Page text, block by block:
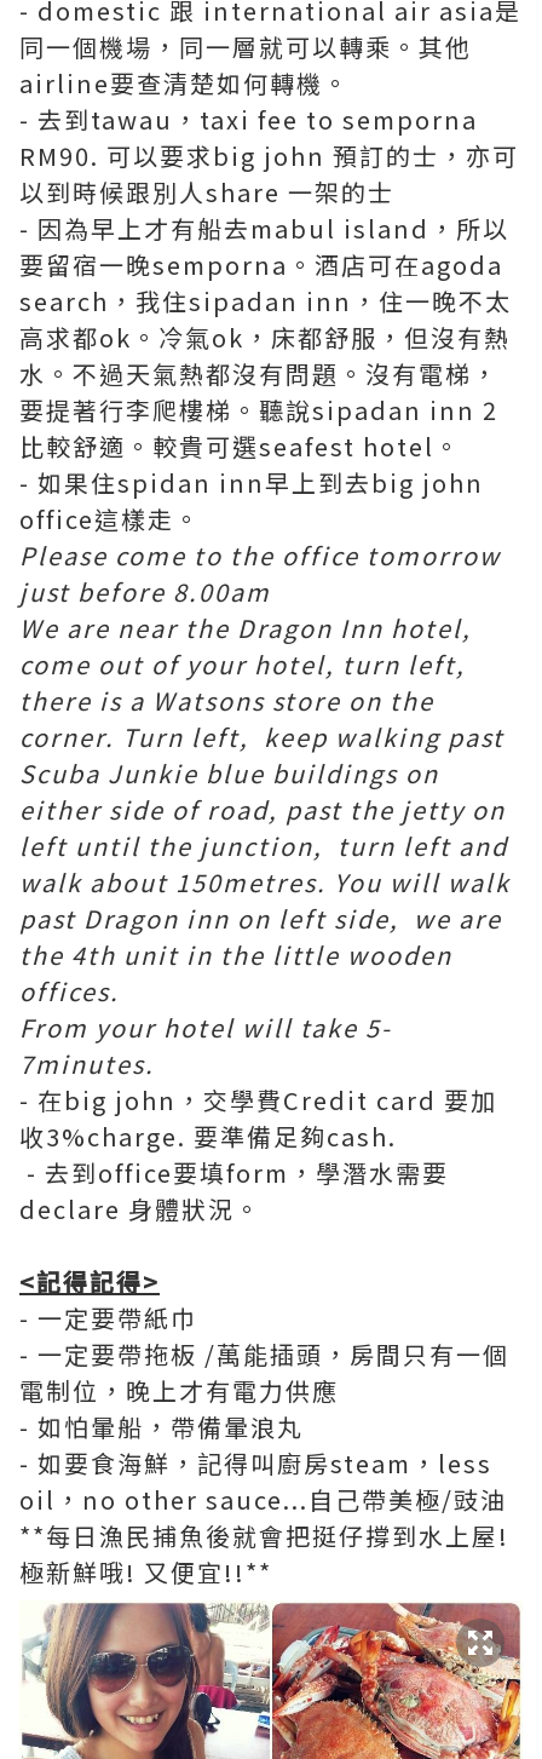
- domestic 跟 international air asia是
同一個機場，同一層就可以轉乘。其他
airline要查清楚如何轉機。
- 去到tawau，taxi fee to semporna
RM90. 可以要求big john 預訂的士，亦可
以到時候跟別人share 一架的士
- 因為早上才有船去mabul island，所以
要留宿一晚semporna。酒店可在agoda
search，我住sipadan inn，住一晚不太
高求都ok。冷氣ok，床都舒服，但沒有熱
水。不過天氣熱都沒有問題。沒有電梯，
要提著行李爬樓梯。聽說sipadan inn 2
比較舒適。較貴可選seafest hotel。
- 如果住spidan inn早上到去big john
office這樣走。
Please come to the office tomorrow
just before 8.00am
We are near the Dragon Inn hotel,
come out of your hotel, turn left,
there is a Watsons store on the
corner. Turn left, keep walking past
Scuba Junkie blue buildings on
either side of road, past the jetty on
left until the junction, turn left and
walk about 150metres. You will walk
past Dragon inn on left side, we are
the 4th unit in the little wooden
offices.
From your hotel will take 5-
7minutes.
- 在big john，交學費Credit card 要加
收3%charge. 要準備足夠cash.
- 去到office要填form，學潛水需要
declare 身體狀況。
<記得記得>
- 一定要帶紙巾
- 一定要帶拖板 /萬能插頭，房間只有一個
電制位，晚上才有電力供應
- 如怕暈船，帶備暈浪丸
- 如要食海鮮，記得叫廚房steam，less
oil，no other sauce...自己帶美極/豉油
**每日漁民捕魚後就會把挺仔撐到水上屋!
極新鮮哦! 又便宜!!**